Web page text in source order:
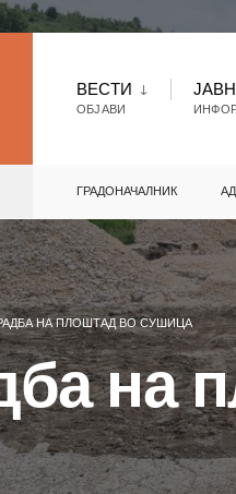
ВЕСТИ
ОБЈАВИ
ГРАДОНАЧАЛНИК
НА ПЛОШТАД ВО СУШИЦА
на